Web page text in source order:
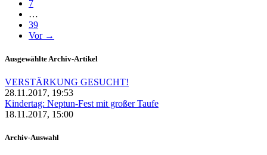
7
…
39
Vor →
Ausgewählte Archiv-Artikel
VERSTÄRKUNG GESUCHT!
28.11.2017, 19:53
Kindertag: Neptun-Fest mit großer Taufe
18.11.2017, 15:00
Archiv-Auswahl